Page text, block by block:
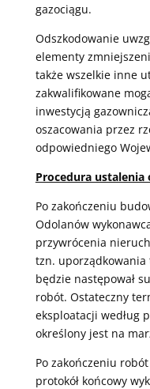
gazociągu.
Odszkodowanie
elementy
także wszelkie inne
zakwalifikowane
inwestycją
oszacowania przez
odpowiedniego
Procedura ustalenia
Po zakończeniu
Odolanów
przywrócenia
tzn.
będzie następował
robót. Ostateczny
eksploatacji według
określony jest na
Po zakończeniu
protokół końcowy